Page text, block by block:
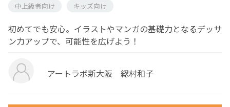
中上級者向け
キッズ向け
初めてでも安心。イラストやマンガの基礎力となるデッサ
ン力アップで、可能性を広げよう！
アートラボ新大阪 綛村和子